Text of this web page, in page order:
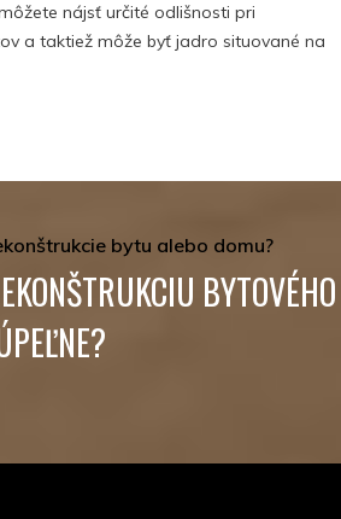
nájsť určité odlišnosti pri
a taktiež môže byť jadro situované na
bytu alebo domu?
BYTOVÉHO